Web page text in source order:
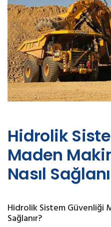
Hidrolik
Maden
Nasıl
Hidrolik Sistem Güvenliği
Sağlanır?